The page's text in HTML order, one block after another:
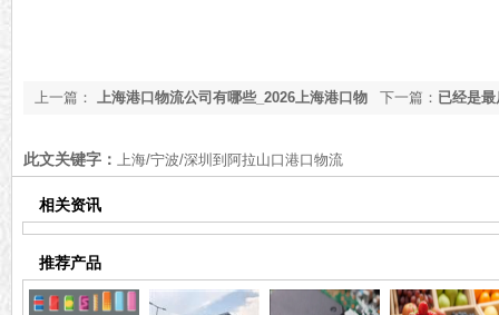
下一篇： 已经是
上一篇： 上海港口物流公司有哪些_2026上海港口物
此文关键字： 上海/宁波/深圳到阿拉山口港口物流
相关资讯
推荐产品